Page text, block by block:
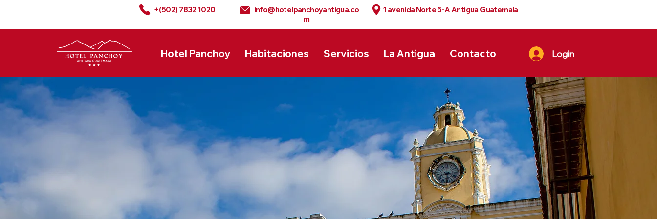
+(502) 7832 1020
info@hotelpanchoyantigua.co
m
1 avenida Norte 5-A Antigua Guatemala
Hotel Panchoy Habitaciones Servicios La Antigua Contacto Login